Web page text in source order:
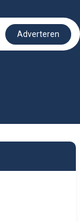
Adverteren